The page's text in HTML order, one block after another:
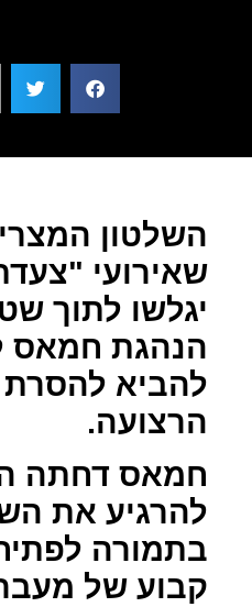
השלטון
שאירועי
יגלשו לתוך
הנהגת חמאס
להביא
הרצועה.
חמאס דחתה
להרגיע את
בתמורה
קבוע של